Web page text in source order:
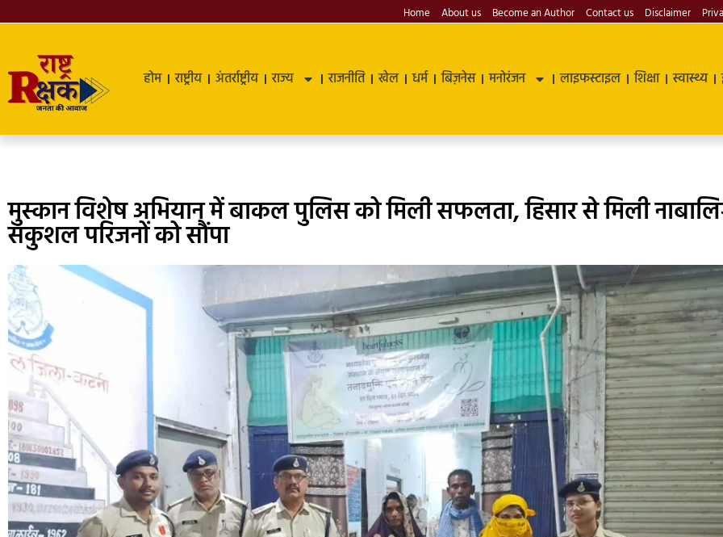
Home About us Become an Author Contact us Disclaimer
होम राष्ट्रीय अंतर्राष्ट्रीय राज्य राजनीति खेल धर्म बिज़नेस मनोरंजन लाइफस्टाइल शिक्षा स्वास्थ्य
मुस्कान विशेष अभियान में बाकल पुलिस को मिली सफलता, हिसार से मिली
सकुशल परिजनों को सौंपा